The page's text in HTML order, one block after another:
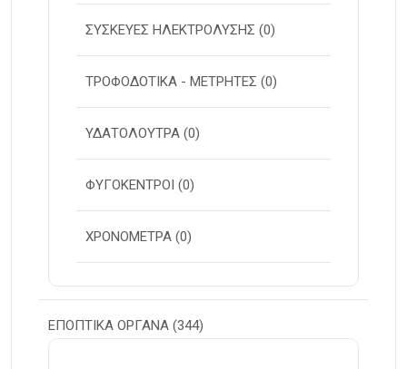
ΣΥΣΚΕΥΕΣ ΗΛΕΚΤΡΟΛΥΣΗΣ (0)
ΤΡΟΦΟΔΟΤΙΚΑ - ΜΕΤΡΗΤΕΣ (0)
ΥΔΑΤΟΛΟΥΤΡΑ (0)
ΦΥΓΟΚΕΝΤΡΟΙ (0)
ΧΡΟΝΟΜΕΤΡΑ (0)
ΕΠΟΠΤΙΚΑ ΟΡΓΑΝΑ (344)